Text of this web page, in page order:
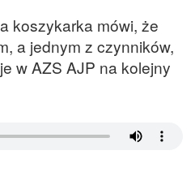
koszykarka mówi, że
a jednym z czynników,
w AZS AJP na kolejny